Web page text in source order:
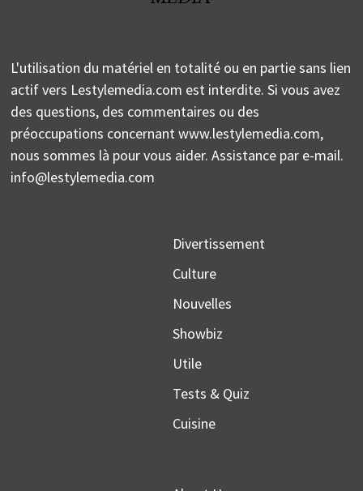
L'utilisation du matériel en totalité ou en partie sans lien
actif vers Lestylemedia.com est interdite. Si vous avez
des questions, des commentaires ou des
préoccupations concernant www.lestylemedia.com,
nous sommes là pour vous aider. Assistance par e-mail.
info@lestylemedia.com
Divertissement
Culture
Nouvelles
Showbiz
Utile
Tests & Quiz
Cuisine